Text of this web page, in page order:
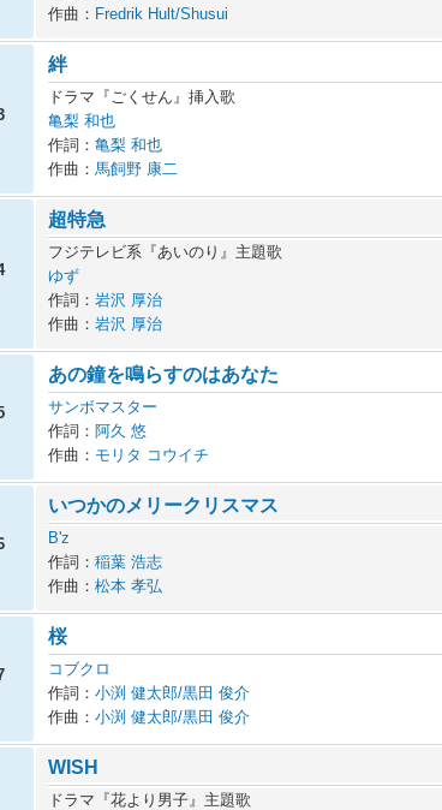
作曲： Fredrik Hult/Shusui
絆
ドラマ『ごくせん』挿入歌
亀梨 和也
作詞： 亀梨 和也
作曲： 馬飼野 康二
超特急
フジテレビ系『あいのり』主題歌
ゆず
作詞： 岩沢 厚治
作曲： 岩沢 厚治
あの鐘を鳴らすのはあなた
サンボマスター
作詞： 阿久 悠
作曲： モリタ コウイチ
いつかのメリークリスマス
B'z
作詞： 稲葉 浩志
作曲： 松本 孝弘
桜
コブクロ
作詞： 小渕 健太郎/黒田 俊介
作曲： 小渕 健太郎/黒田 俊介
WISH
ドラマ『花より男子』主題歌